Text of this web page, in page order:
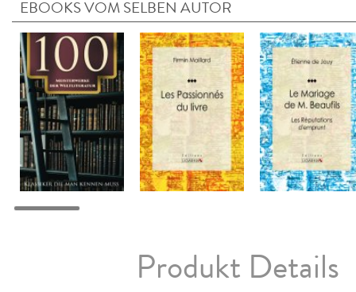
EBOOKS VOM SELBEN AUTOR
Produkt Details